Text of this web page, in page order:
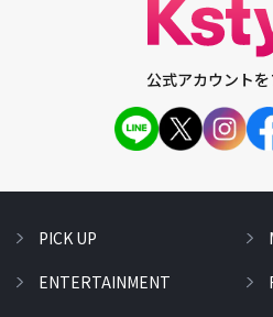
公式アカウントを
PICK UP
ENTERTAINMENT